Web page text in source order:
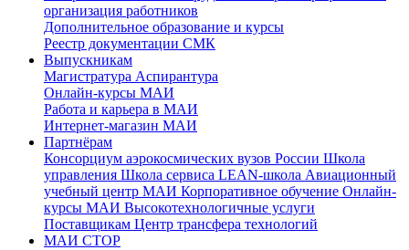
организация работников
Дополнительное образование и курсы
Реестр документации СМК
Выпускникам
Магистратура Аспирантура
Онлайн-курсы МАИ
Работа и карьера в МАИ
Интернет-магазин МАИ
Партнёрам
Консорциум аэрокосмических вузов России Школа
управления Школа сервиса LEAN-школа Авиационный
учебный центр МАИ Корпоративное обучение Онлайн-
курсы МАИ Высокотехнологичные услуги
Поставщикам Центр трансфера технологий
МАИ СТОР